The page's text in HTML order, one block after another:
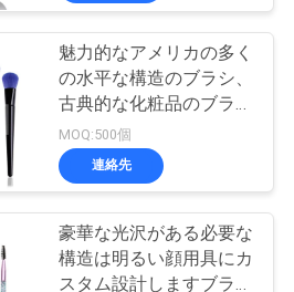
造のブラ
142
167
魅力的なアメリカの多く
の水平な構造のブラシ、
古典的な化粧品のブラシ
のキット
MOQ:500個
連絡先
豪華な光沢がある必要な
構造は明るい顔用具にカ
スタム設計しますブラシ